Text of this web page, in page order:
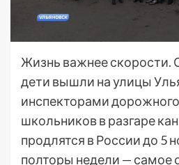
Жизнь важнее скорости.
дети вышли на улицы
инспекторами
школьников в разгаре
продлятся в России до 5
полторы недели — самое